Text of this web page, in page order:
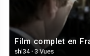
shl34 · 3 Vues